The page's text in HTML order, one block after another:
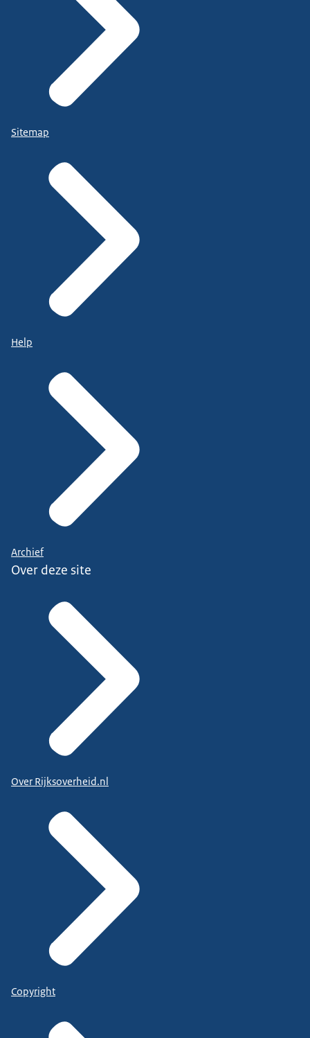
Sitemap
Help
Archief
Over deze site
Over Rijksoverheid.nl
Copyright